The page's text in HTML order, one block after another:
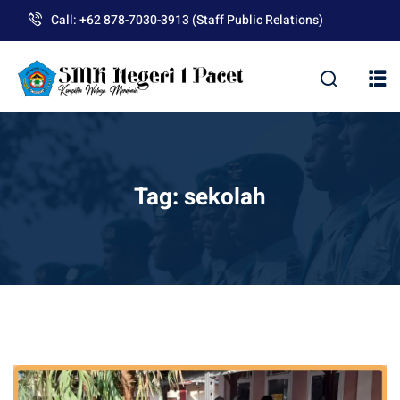
content
Call: +62 878-7030-3913 (Staff Public Relations)
Tag:sekolah